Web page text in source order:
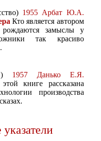
1955 Арбат Ю.А.
Кто является автором
рождаются замыслы у
так красиво
1957 Данько Е.Я.
книге рассказана
производства